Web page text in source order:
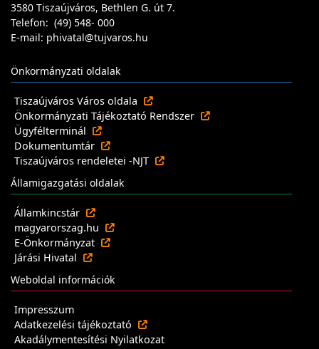
3580 Tiszaújváros, Bethlen G. út 7.
Telefon: (49) 548- 000
E-mail: phivatal@tujvaros.hu
Önkormányzati oldalak
Tiszaújváros Város oldala
Önkormányzati Tájékoztató Rendszer
Ügyfélterminál
Dokumentumtár
Tiszaújváros rendeletei -NJT
Államigazgatási oldalak
Államkincstár
magyarorszag.hu
E-Önkormányzat
Járási Hivatal
Weboldal információk
Impresszum
Adatkezelési tájékoztató
Akadálymentesítési Nyilatkozat